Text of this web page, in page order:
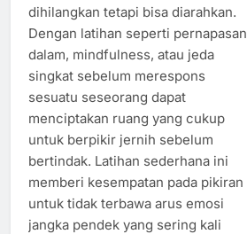
dihilangkan tetapi bisa diarahkan.
Dengan latihan seperti pernapasan
dalam, mindfulness, atau jeda
singkat sebelum merespons
sesuatu seseorang dapat
menciptakan ruang yang cukup
untuk berpikir jernih sebelum
bertindak. Latihan sederhana ini
memberi kesempatan pada pikiran
untuk tidak terbawa arus emosi
jangka pendek yang sering kali